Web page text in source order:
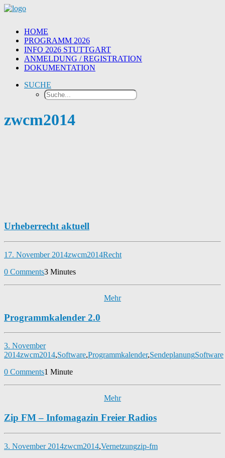
HOME
PROGRAMM 2026
INFO 2026 STUTTGART
ANMELDUNG / REGISTRATION
DOKUMENTATION
SUCHE
zwcm2014
Urheberrecht aktuell
17. November 2014zwcm2014Recht
0 Comments3 Minutes
Mehr
Programmkalender 2.0
3. November
2014zwcm2014,Software,Programmkalender,SendeplanungSoftware
0 Comments1 Minute
Mehr
Zip FM – Infomagazin Freier Radios
3. November 2014zwcm2014,Vernetzungzip-fm